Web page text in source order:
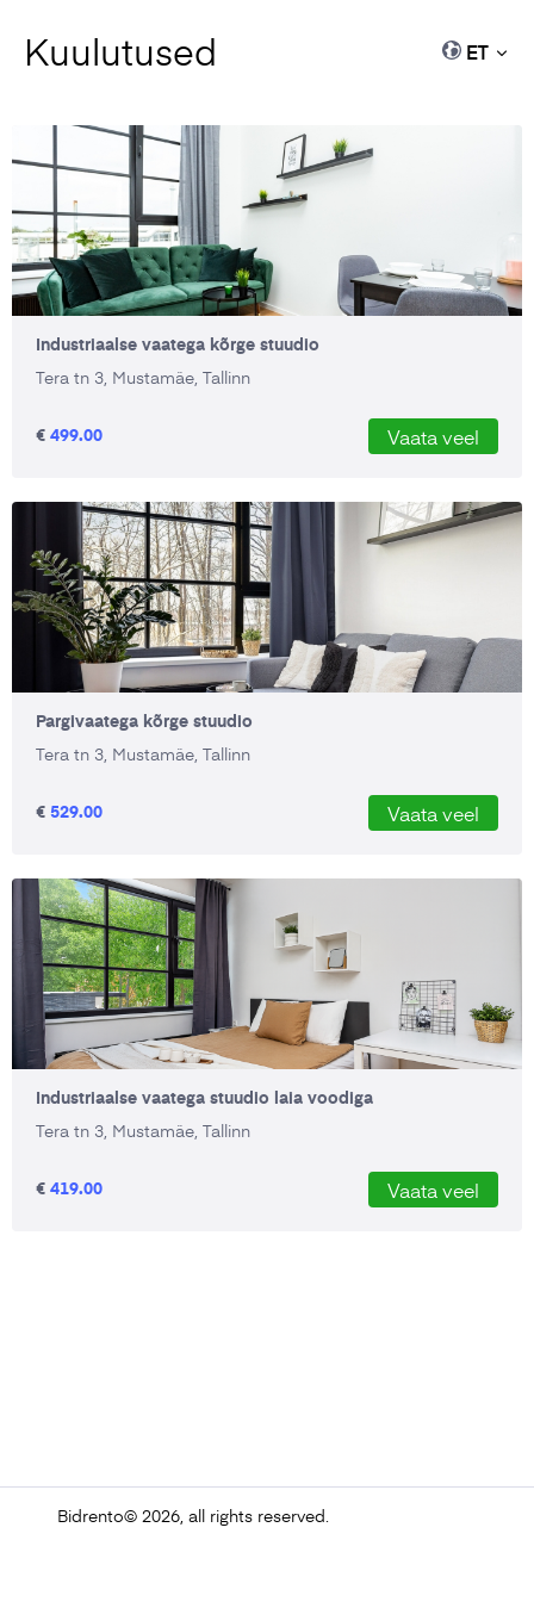
Kuulutused ET
Industriaalse vaatega kõrge stuudio
Tera tn 3, Mustamäe, Tallinn
€ 499.00 Vaata veel
Pargivaatega kõrge stuudio
Tera tn 3, Mustamäe, Tallinn
€ 529.00 Vaata veel
Industriaalse vaatega stuudio laia voodiga
Tera tn 3, Mustamäe, Tallinn
€ 419.00 Vaata veel
Bidrento© 2026, all rights reserved.